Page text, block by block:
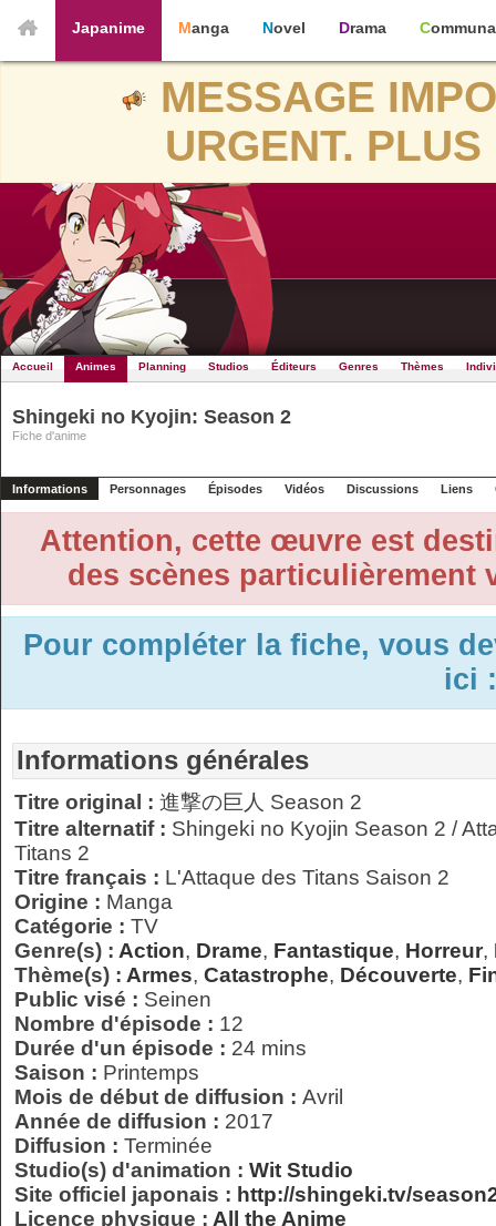
Japanime Manga Novel Drama
MESSAGE
URGENT.
Accueil Animes Planning Studios Éditeurs Genres Thèmes
Shingeki no Kyojin: Season 2
Fiche d'anime
Informations Personnages Épisodes Vidéos Discussions Liens
Attention, cette œuvre est
des scènes particulièrement
Pour compléter la fiche, vous
ici
Informations générales
Titre original : 進撃の巨人 Season 2
Titre alternatif : Shingeki no Kyojin Season 2 /
Titans 2
Titre français : L'Attaque des Titans Saison 2
Origine : Manga
Catégorie : TV
Genre(s) : Action, Drame, Fantastique, Horreur,
Thème(s) : Armes, Catastrophe, Découverte,
Public visé : Seinen
Nombre d'épisode : 12
Durée d'un épisode : 24 mins
Saison : Printemps
Mois de début de diffusion : Avril
Année de diffusion : 2017
Diffusion : Terminée
Studio(s) d'animation : Wit Studio
Site officiel japonais : http://shingeki.tv/
Licence physique : All the Anime